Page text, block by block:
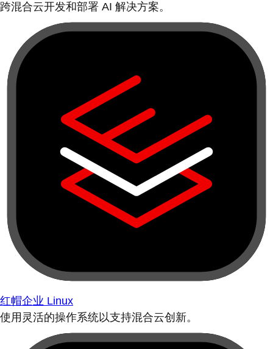
跨混合云开发和部署 AI 解决方案。
红帽企业 Linux
使用灵活的操作系统以支持混合云创新。